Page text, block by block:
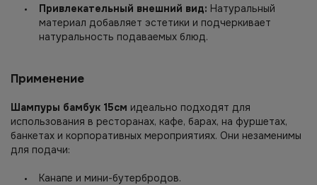
Привлекательный внешний вид: Натуральный
материал добавляет эстетики и подчеркивает
натуральность подаваемых блюд.
Применение
Шампуры бамбук 15см идеально подходят для
использования в ресторанах, кафе, барах, на фуршетах,
банкетах и корпоративных мероприятиях. Они незаменимы
для подачи:
Канапе и мини-бутербродов.